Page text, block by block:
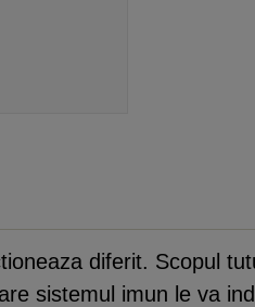
diferit. Scopul
sistemul imun le va